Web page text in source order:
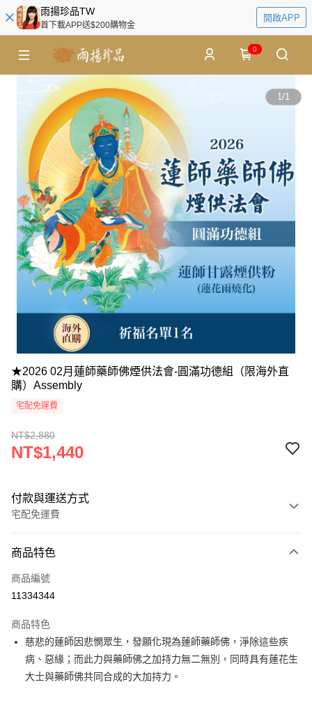
雨揚珍品TW
首下載APP送$200購物金
開啟APP
0
1/1
★2026 02月蓮師藥師佛煙供法會-圓滿功德組（限海外直
購）Assembly
宅配免運費
NT$2,880
NT$1,440
付款與運送方式
宅配免運費
信用卡一次付款
Apple Pay
運送方式
海外無結緣品法會免運 (不寄送出貨明細)
商品特色
商品編號
11334344
商品特色
慈悲的蓮師因悲憫眾生，發願化現為蓮師藥師佛，淨除這些疾
病、惡緣；而此力與藥師佛之加持力無二無別，同時具有蓮花生
大士與藥師佛共同合成的大加持力。